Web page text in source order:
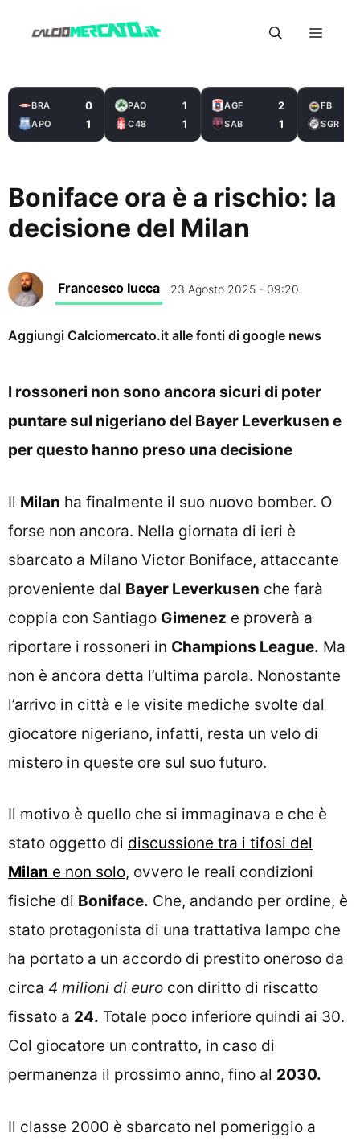
Menu
BRA 0
APO 1
PAO 1
C48 1
AGF 2
SAB 1
FB
SGR
Boniface ora è a rischio: la
decisione del Milan
Francesco Iucca 23 Agosto 2025 - 09:20
Aggiungi Calciomercato.it alle fonti di google news
I rossoneri non sono ancora sicuri di poter
puntare sul nigeriano del Bayer Leverkusen e
per questo hanno preso una decisione
Il Milan ha finalmente il suo nuovo bomber. O
forse non ancora. Nella giornata di ieri è
sbarcato a Milano Victor Boniface, attaccante
proveniente dal Bayer Leverkusen che farà
coppia con Santiago Gimenez e proverà a
riportare i rossoneri in Champions League. Ma
non è ancora detta l’ultima parola. Nonostante
l’arrivo in città e le visite mediche svolte dal
giocatore nigeriano, infatti, resta un velo di
mistero in queste ore sul suo futuro.
Il motivo è quello che si immaginava e che è
stato oggetto di discussione tra i tifosi del
Milan e non solo, ovvero le reali condizioni
fisiche di Boniface. Che, andando per ordine, è
stato protagonista di una trattativa lampo che
ha portato a un accordo di prestito oneroso da
circa 4 milioni di euro con diritto di riscatto
fissato a 24. Totale poco inferiore quindi ai 30.
Col giocatore un contratto, in caso di
permanenza il prossimo anno, fino al 2030.
Il classe 2000 è sbarcato nel pomeriggio a